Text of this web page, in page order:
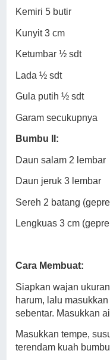
Kemiri 5 butir
Kunyit 3 cm
Ketumbar ½ sdt
Lada ½ sdt
Gula putih ½ sdt
Garam secukupnya
Bumbu II:
Daun salam 2 lembar
Daun jeruk 3 lembar
Sereh 2 batang
Lengkuas 3 cm
Cara Membuat:
Siapkan wajan
harum, lalu
sebentar. Masukkan
Masukkan tempe,
terendam kuah